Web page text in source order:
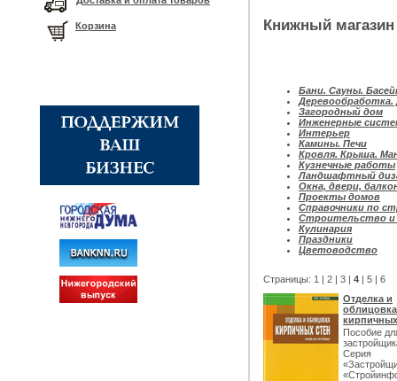
Корзина Книжный магазин
Бани. Сауны.
Загородный дом
Инженерные
Интерьер
Камины. Печи
Кровля. Крыша.
Кузнечные работы
Ландшафтный
Окна, двери,
Проекты домов
Справочники по
Строительство и
Кулинария
Праздники
Цветоводство
Страницы: 1 | 2 | 3 | 4 | 5 | 6
Отделка и
облицовка
Пособие
Серия